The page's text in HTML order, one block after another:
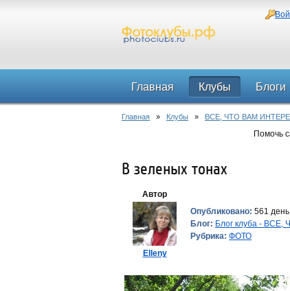
Главная Клубы Блоги
Главная » Клубы » ВСЕ, ЧТО ВАМ
Помочь
В зеленых тонах
Автор
Elleny
Опубликовано: 561
Блог: Блог клуба -
Рубрика: ФОТО